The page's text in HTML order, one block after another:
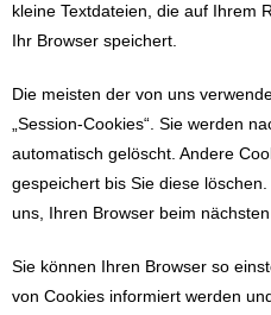
kleine Textdateien, die auf Ihrem
Ihr Browser speichert.
Die meisten der von uns
„Session-Cookies“. Sie werden
automatisch gelöscht. Andere
gespeichert bis Sie diese
uns, Ihren Browser beim
Sie können Ihren Browser so
von Cookies informiert werden